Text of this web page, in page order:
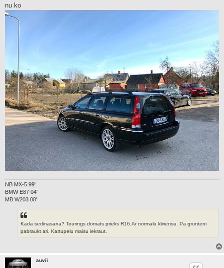
s
t
nu ko
NB MX-5 99'
BMW E87 04'
MB W203 08'
Kada sedinasana? Tourings domats prieks R16.Ar normalu kliriensu. Pa grunteni
pabraukt ari. Kartupelu maisu iekraut.
auvii